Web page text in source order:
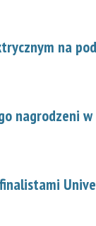
na
nagrodzeni